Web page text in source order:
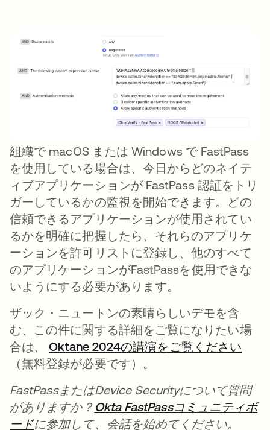
組織で macOS または Windows で FastPass
を使用している場合は、今日からどのネイテ
ィブアプリケーションが FastPass 認証をトリ
ガーしているかの監視を開始できます。どの
信頼できるアプリケーションが使用されてい
るかを明確に把握したら、それらのアプリケ
ーションを許可リストに登録し、他のすべて
のアプリケーションがFastPassを使用できな
いようにする必要があります。
ザック・ニュートンの素晴らしいデモを含
む、この件に関する詳細をご覧になりたい場
合は、
Oktane 2024の講演をご覧ください
（無料登録が必要です）。
FastPassまたはDevice Securityについて質問
がありますか？ Okta FastPassコミュニティボ
ード新しいタブで開く
に参加して、会話を始めてください。